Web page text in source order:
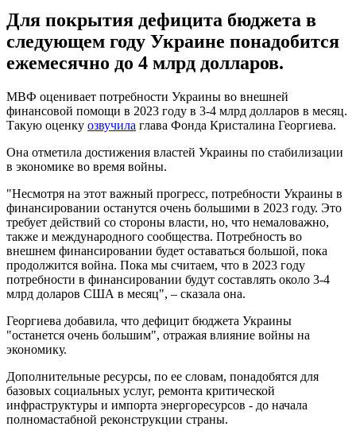
Для покрытия дефицита бюджета в
следующем году Украине понадобится
ежемесячно до 4 млрд долларов.
МВФ оценивает потребности Украины во внешней
финансовой помощи в 2023 году в 3-4 млрд долларов в месяц.
Такую оценку озвучила глава Фонда Кристалина Георгиева.
Она отметила достижения властей Украины по стабилизации
в экономике во время войны.
"Несмотря на этот важный прогресс, потребности Украины в
финансировании останутся очень большими в 2023 году. Это
требует действий со стороны власти, но, что немаловажно,
также и международного сообщества. Потребность во
внешнем финансировании будет оставаться большой, пока
продолжится война. Пока мы считаем, что в 2023 году
потребности в финансировании будут составлять около 3-4
млрд доларов США в месяц", – сказала она.
Георгиева добавила, что дефицит бюджета Украины
"останется очень большим", отражая влияние войны на
экономику.
Дополнительные ресурсы, по ее словам, понадобятся для
базовых социальных услуг, ремонта критической
инфраструктуры и импорта энергоресурсов - до начала
полномастабной реконструкции страны.